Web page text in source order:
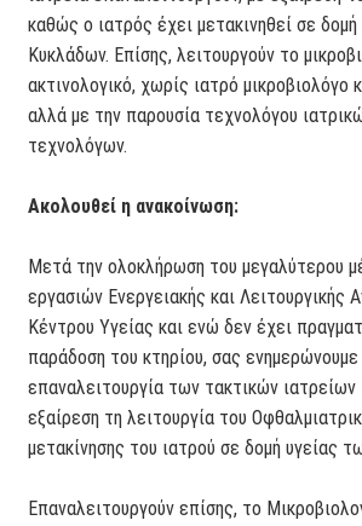
καθώς ο ιατρός έχει μετακινηθεί σε
Κυκλάδων. Επίσης, λειτουργούν το
ακτινολογικό, χωρίς ιατρό μικροβιολόγο
αλλά με την παρουσία τεχνολόγου
τεχνολόγων.
Ακολουθεί η ανακοίνωση:
Μετά την ολοκλήρωση του μεγαλύτερου
εργασιών Ενεργειακής και Λειτουργικής
Κέντρου Υγείας και ενώ δεν έχει
παράδοση του κτηρίου, σας ενημερώνουμε
επαναλειτουργία των τακτικών ιατρείων
εξαίρεση τη λειτουργία του
μετακίνησης του ιατρού σε δομή υγείας
Επαναλειτουργούν επίσης, το